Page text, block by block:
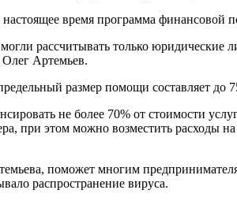
время программа финансовой
рассчитывать только юридические
Артемьев.
размер помощи составляет
не более 70% от стоимости
при этом можно возместить расходы
поможет многим
распространение вируса.